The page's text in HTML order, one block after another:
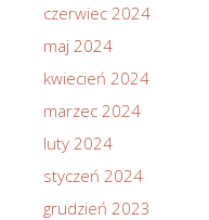
czerwiec 2024
maj 2024
kwiecień 2024
marzec 2024
luty 2024
styczeń 2024
grudzień 2023